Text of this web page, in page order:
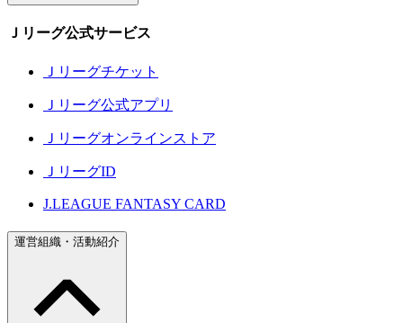
Ｊリーグ公式サービス
Ｊリーグチケット
Ｊリーグ公式アプリ
Ｊリーグオンラインストア
ＪリーグID
J.LEAGUE FANTASY CARD
運営組織・活動紹介